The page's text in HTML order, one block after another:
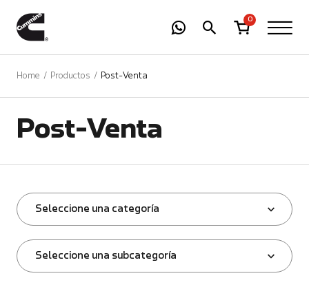
0
Home Productos Post-Venta
Post-Venta
Seleccione una categoría
Seleccione una subcategoría